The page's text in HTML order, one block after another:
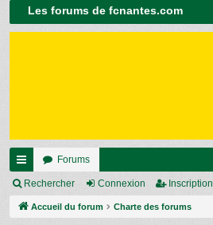
Les forums de fcnantes.com
ac
co
Forums
Rechercher Connexion Inscription
Accueil du forum Charte des forums